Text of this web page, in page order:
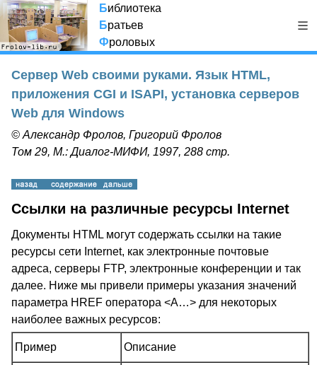
Библиотека
Братьев
Фроловых
Сервер Web своими руками. Язык HTML,
приложения CGI и ISAPI, установка серверов
Web для Windows
© Александр Фролов, Григорий Фролов
Том 29, М.: Диалог-МИФИ, 1997, 288 стр.
Ссылки на различные ресурсы Internet
Документы HTML могут содержать ссылки на такие
ресурсы сети Internet, как электронные почтовые
адреса, серверы FTP, электронные конференции и так
далее. Ниже мы привели примеры указания значений
параметра HREF оператора <A…> для некоторых
наиболее важных ресурсов:
Пример Описание